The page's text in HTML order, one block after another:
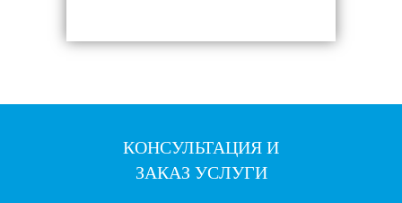
КОНСУЛЬТАЦИЯ И
ЗАКАЗ УСЛУГИ